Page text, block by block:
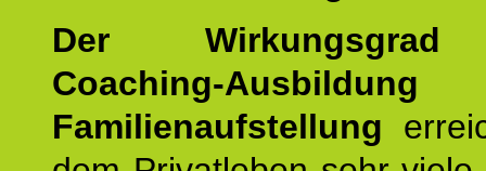
Der
Coaching-Ausbildung
Familienaufstellung